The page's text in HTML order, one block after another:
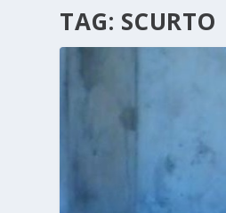
TAG: SCURTO